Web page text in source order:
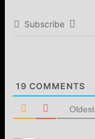
Subscribe
19 COMMENTS
Oldest